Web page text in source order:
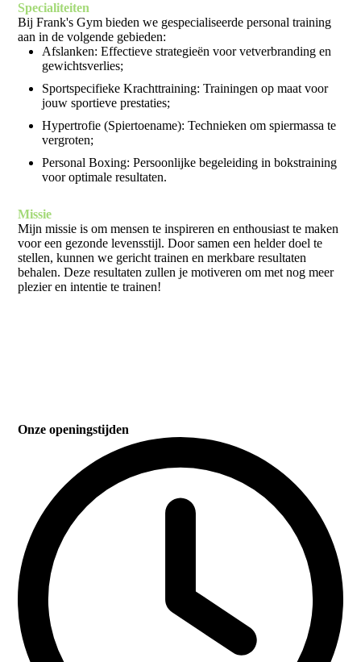
Specialiteiten
Bij Frank's Gym bieden we gespecialiseerde personal training
aan in de volgende gebieden:
Afslanken: Effectieve strategieën voor vetverbranding en
gewichtsverlies;
Sportspecifieke Krachttraining: Trainingen op maat voor
jouw sportieve prestaties;
Hypertrofie (Spiertoename): Technieken om spiermassa te
vergroten;
Personal Boxing: Persoonlijke begeleiding in bokstraining
voor optimale resultaten.
Missie
Mijn missie is om mensen te inspireren en enthousiast te maken
voor een gezonde levensstijl. Door samen een helder doel te
stellen, kunnen we gericht trainen en merkbare resultaten
behalen. Deze resultaten zullen je motiveren om met nog meer
plezier en intentie te trainen!
Onze openingstijden